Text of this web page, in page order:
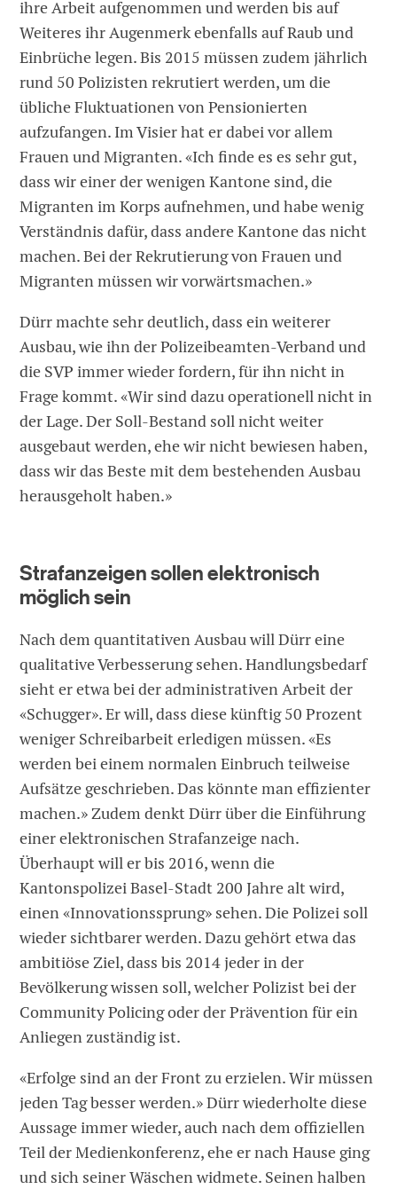
ihre Arbeit aufgenommen und werden bis auf
Weiteres ihr Augenmerk ebenfalls auf Raub und
Einbrüche legen. Bis 2015 müssen zudem jährlich
rund 50 Polizisten rekrutiert werden, um die
übliche Fluktuationen von Pensionierten
aufzufangen. Im Visier hat er dabei vor allem
Frauen und Migranten. «Ich finde es es sehr gut,
dass wir einer der wenigen Kantone sind, die
Migranten im Korps aufnehmen, und habe wenig
Verständnis dafür, dass andere Kantone das nicht
machen. Bei der Rekrutierung von Frauen und
Migranten müssen wir vorwärtsmachen.»
Dürr machte sehr deutlich, dass ein weiterer
Ausbau, wie ihn der Polizeibeamten-Verband und
die SVP immer wieder fordern, für ihn nicht in
Frage kommt. «Wir sind dazu operationell nicht in
der Lage. Der Soll-Bestand soll nicht weiter
ausgebaut werden, ehe wir nicht bewiesen haben,
dass wir das Beste mit dem bestehenden Ausbau
herausgeholt haben.»
Strafanzeigen sollen elektronisch
möglich sein
Nach dem quantitativen Ausbau will Dürr eine
qualitative Verbesserung sehen. Handlungsbedarf
sieht er etwa bei der administrativen Arbeit der
«Schugger». Er will, dass diese künftig 50 Prozent
weniger Schreibarbeit erledigen müssen. «Es
werden bei einem normalen Einbruch teilweise
Aufsätze geschrieben. Das könnte man effizienter
machen.» Zudem denkt Dürr über die Einführung
einer elektronischen Strafanzeige nach.
Überhaupt will er bis 2016, wenn die
Kantonspolizei Basel-Stadt 200 Jahre alt wird,
einen «Innovationssprung» sehen. Die Polizei soll
wieder sichtbarer werden. Dazu gehört etwa das
ambitiöse Ziel, dass bis 2014 jeder in der
Bevölkerung wissen soll, welcher Polizist bei der
Community Policing oder der Prävention für ein
Anliegen zuständig ist.
«Erfolge sind an der Front zu erzielen. Wir müssen
jeden Tag besser werden.» Dürr wiederholte diese
Aussage immer wieder, auch nach dem offiziellen
Teil der Medienkonferenz, ehe er nach Hause ging
und sich seiner Wäschen widmete. Seinen halben